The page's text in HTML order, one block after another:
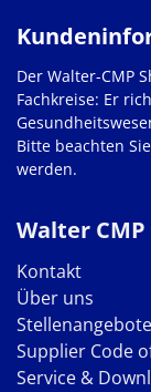
Walter CMP
Kontakt
Über uns
Stellenangebote
Supplier Code
Service &
Der Walter-CMP
Fachkreise: Er
Bitte beachten
werden.